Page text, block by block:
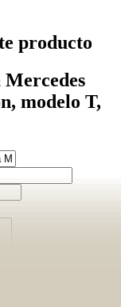
producto
modelo T,